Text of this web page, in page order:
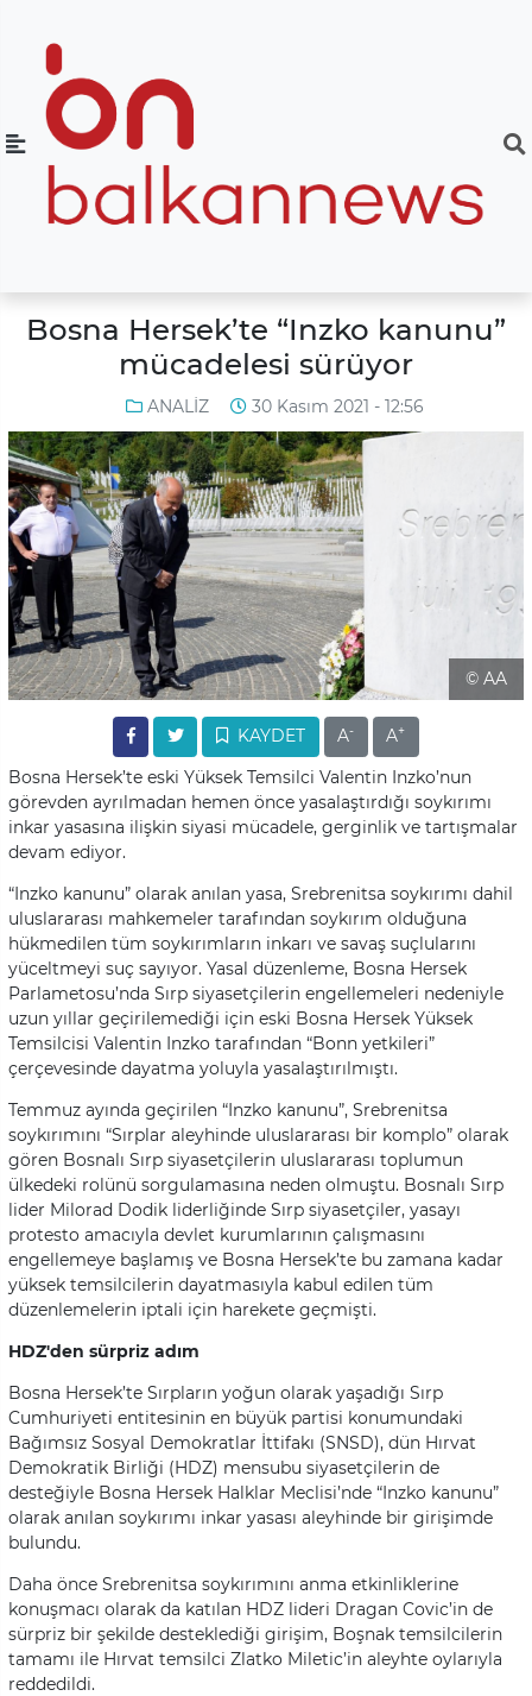
Bosna Hersek’te “Inzko kanunu”
mücadelesi sürüyor
ANALİZ 30 Kasım 2021 - 12:56
© AA
KAYDET A- A+
Bosna Hersek’te eski Yüksek Temsilci Valentin Inzko’nun
görevden ayrılmadan hemen önce yasalaştırdığı soykırımı
inkar yasasına ilişkin siyasi mücadele, gerginlik ve tartışmalar
devam ediyor.
“Inzko kanunu” olarak anılan yasa, Srebrenitsa soykırımı dahil
uluslararası mahkemeler tarafından soykırım olduğuna
hükmedilen tüm soykırımların inkarı ve savaş suçlularını
yüceltmeyi suç sayıyor. Yasal düzenleme, Bosna Hersek
Parlametosu’nda Sırp siyasetçilerin engellemeleri nedeniyle
uzun yıllar geçirilemediği için eski Bosna Hersek Yüksek
Temsilcisi Valentin Inzko tarafından “Bonn yetkileri”
çerçevesinde dayatma yoluyla yasalaştırılmıştı.
Temmuz ayında geçirilen “Inzko kanunu”, Srebrenitsa
soykırımını “Sırplar aleyhinde uluslararası bir komplo” olarak
gören Bosnalı Sırp siyasetçilerin uluslararası toplumun
ülkedeki rolünü sorgulamasına neden olmuştu. Bosnalı Sırp
lider Milorad Dodik liderliğinde Sırp siyasetçiler, yasayı
protesto amacıyla devlet kurumlarının çalışmasını
engellemeye başlamış ve Bosna Hersek’te bu zamana kadar
yüksek temsilcilerin dayatmasıyla kabul edilen tüm
düzenlemelerin iptali için harekete geçmişti.
HDZ'den sürpriz adım
Bosna Hersek’te Sırpların yoğun olarak yaşadığı Sırp
Cumhuriyeti entitesinin en büyük partisi konumundaki
Bağımsız Sosyal Demokratlar İttifakı (SNSD), dün Hırvat
Demokratik Birliği (HDZ) mensubu siyasetçilerin de
desteğiyle Bosna Hersek Halklar Meclisi’nde “Inzko kanunu”
olarak anılan soykırımı inkar yasası aleyhinde bir girişimde
bulundu.
Daha önce Srebrenitsa soykırımını anma etkinliklerine
konuşmacı olarak da katılan HDZ lideri Dragan Covic’in de
sürpriz bir şekilde desteklediği girişim, Boşnak temsilcilerin
tamamı ile Hırvat temsilci Zlatko Miletic’in aleyhte oylarıyla
reddedildi.